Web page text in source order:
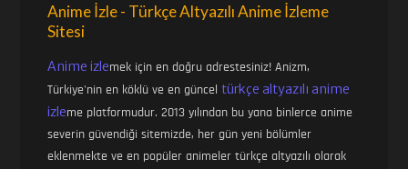
Anime İzle - Türkçe Altyazılı Anime İzleme
Sitesi
Anime izlemek için en doğru adrestesiniz! Anizm,
Türkiye'nin en köklü ve en günceltürkçe altyazılı anime
izleme platformudur. 2013 yılından bu yana binlerce anime
severin güvendiği sitemizde, her gün yeni bölümler
eklenmekte ve en popüler animeler türkçe altyazılı olarak